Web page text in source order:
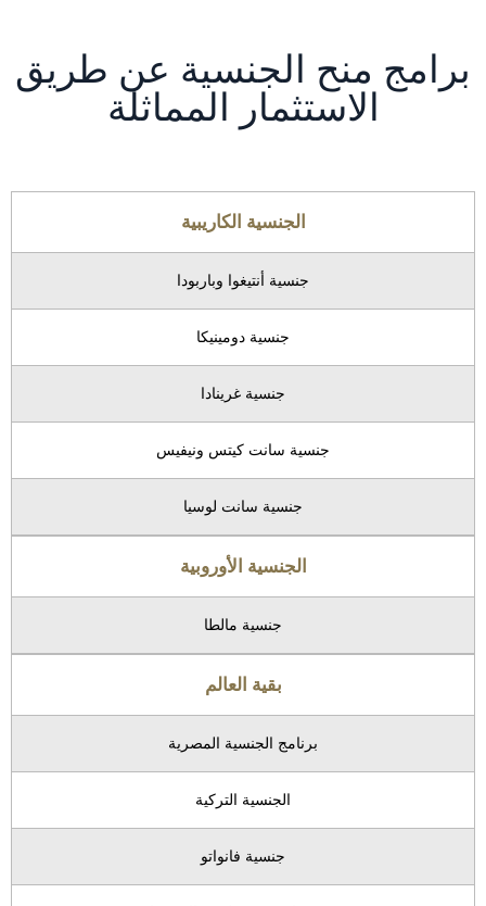
برامج منح الجنسية عن طريق
الاستثمار المماثلة
الجنسية الكاريبية
جنسية أنتيغوا وباربودا
جنسية دومينيكا
جنسية غرينادا
جنسية سانت كيتس ونيفيس
جنسية سانت لوسيا
الجنسية الأوروبية
جنسية مالطا
بقية العالم
برنامج الجنسية المصرية
الجنسية التركية
جنسية فانواتو